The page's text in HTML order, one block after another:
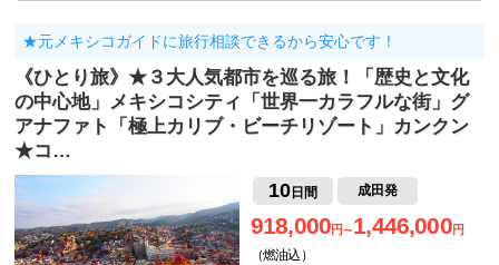
★元メキシコガイドに旅行相談できるから安心です！
《ひとり旅》★３大人気都市を巡る旅！「歴史と文化
の中心地」メキシコシティ「世界一カラフルな街」グ
アナファト「極上カリブ・ビーチリゾート」カンクン
★コ…
10日間 成田発
918,000円～1,446,000円
（燃油込）